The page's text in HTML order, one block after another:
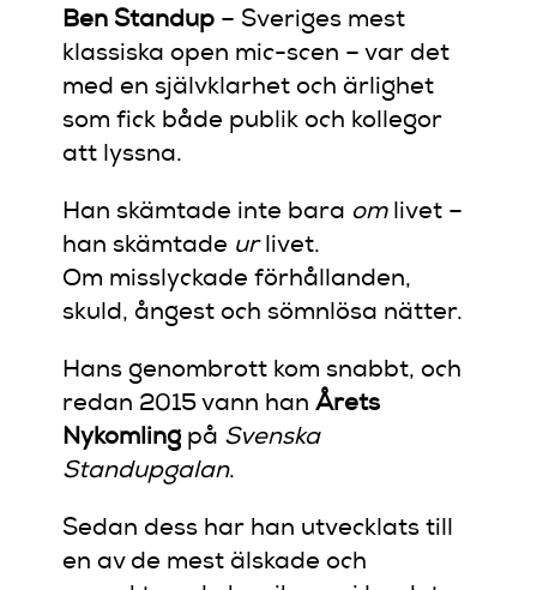
Ben Standup – Sveriges mest
klassiska open mic-scen – var det
med en självklarhet och ärlighet
som fick både publik och kollegor
att lyssna.
Han skämtade inte bara omlivet –
han skämtade urlivet.
Om misslyckade förhållanden,
skuld, ångest och sömnlösa nätter.
Hans genombrott kom snabbt, och
redan 2015 vann hanÅrets
Nykomling på Svenska
Standupgalan.
Sedan dess har han utvecklats till
en av de mest älskade och